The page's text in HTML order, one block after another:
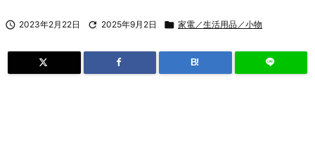
 2023年2月22日  2025年9月2日  家電／生活用品／小物
B!